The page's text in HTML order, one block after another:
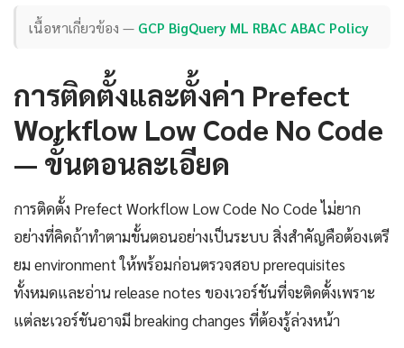
เนื้อหาเกี่ยวข้อง — GCP BigQuery ML RBAC ABAC Policy
การติดตั้งและตั้งค่า Prefect
Workflow Low Code No Code
— ขั้นตอนละเอียด
การติดตั้ง Prefect Workflow Low Code No Code ไม่ยาก
อย่างที่คิดถ้าทำตามขั้นตอนอย่างเป็นระบบ สิ่งสำคัญคือต้องเตรี
ยม environment ให้พร้อมก่อนตรวจสอบ prerequisites
ทั้งหมดและอ่าน release notes ของเวอร์ชันที่จะติดตั้งเพราะ
แต่ละเวอร์ชันอาจมี breaking changes ที่ต้องรู้ล่วงหน้า